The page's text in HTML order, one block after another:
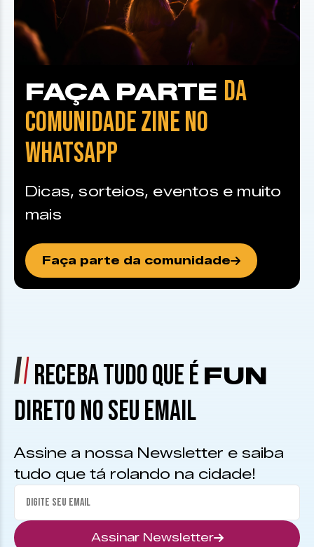
FAÇA PARTE DA
COMUNIDADE ZINE NO
WHATSAPP
Dicas, sorteios, eventos e muito
mais
Faça parte da comunidade
RECEBA TUDO QUE É FUN
DIRETO NO SEU EMAIL
Assine a nossa Newsletter e saiba
tudo que tá rolando na cidade!
Assinar Newsletter